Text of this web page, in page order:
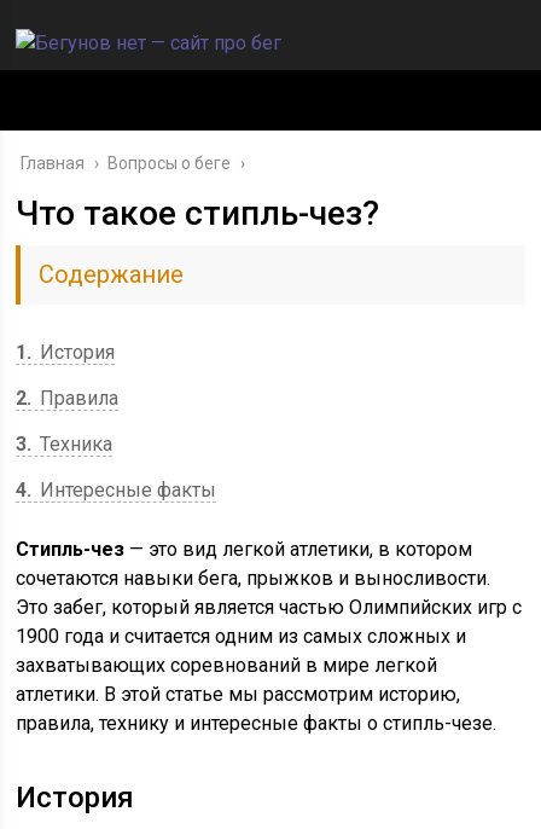
Главная › Вопросы о беге ›
Что такое стипль-чез?
Содержание
1
История
2
Правила
3 Техника
4
Интересные факты
Стипль-чез — это вид легкой атлетики, в котором
сочетаются навыки бега, прыжков и выносливости.
Это забег, который является частью Олимпийских игр с
1900 года и считается одним из самых сложных и
захватывающих соревнований в мире легкой
атлетики. В этой статье мы рассмотрим историю,
правила, технику и интересные факты о стипль-чезе.
История